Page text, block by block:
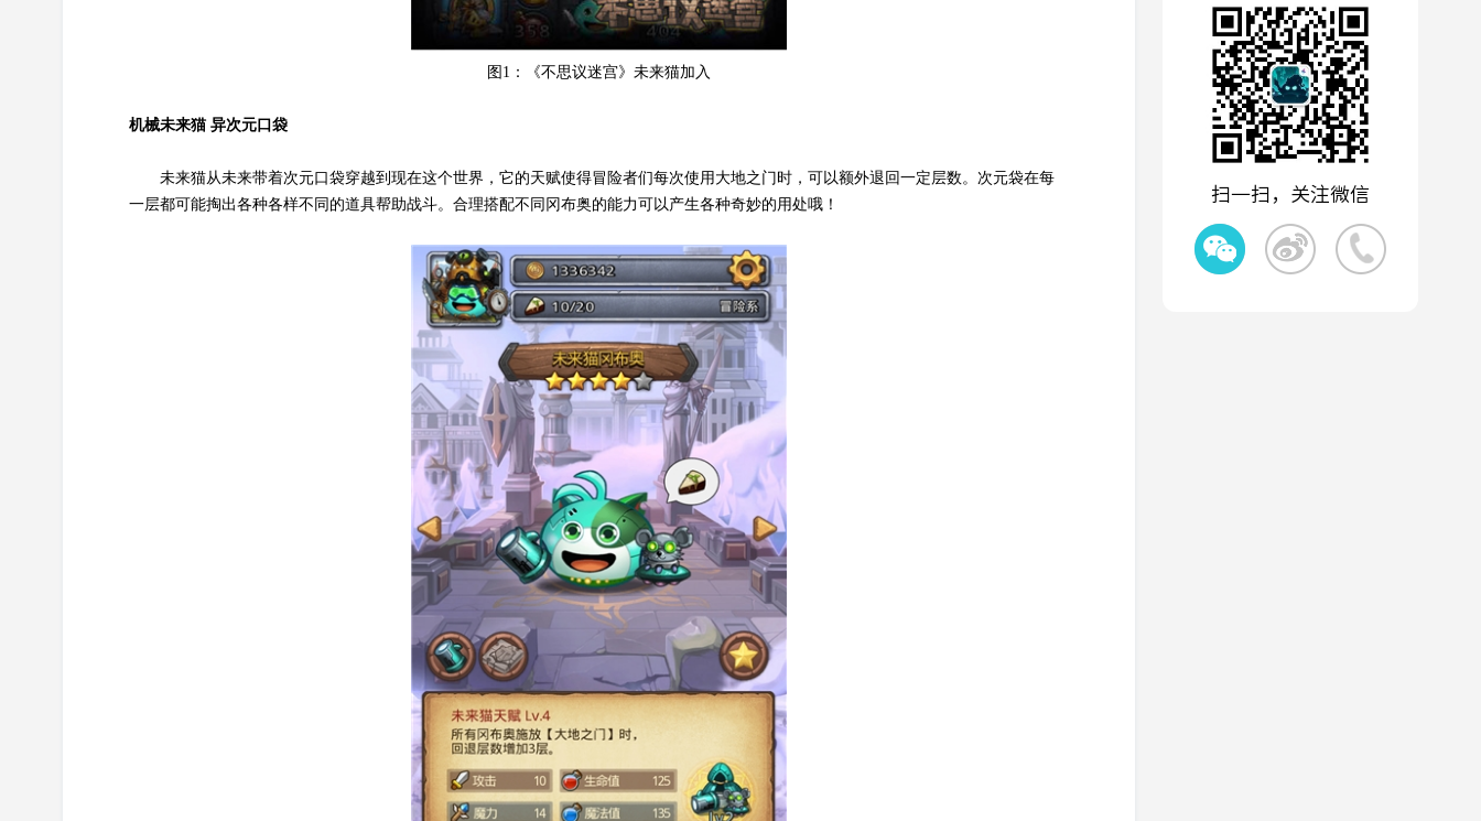
图1：《不思议迷宫》未来猫加入
机械未来猫 异次元口袋
未来猫从未来带着次元口袋穿越到现在这个世界，它的天赋使得冒险者们每次使用大地之门时，可以额外退回一定层数。次元袋在每
一层都可能掏出各种各样不同的道具帮助战斗。合理搭配不同冈布奥的能力可以产生各种奇妙的用处哦！
扫一扫，关注微信